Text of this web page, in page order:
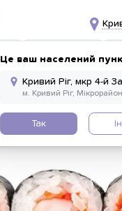
Це ваш населений
Так